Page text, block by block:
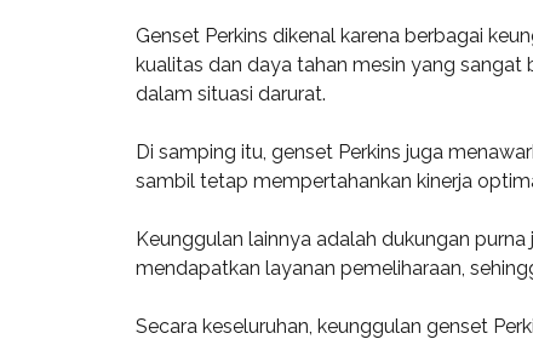
Genset Perkins dikenal karena berbagai
kualitas dan daya tahan mesin yang sangat
dalam situasi darurat.
Di samping itu, genset Perkins juga
sambil tetap mempertahankan kinerja
Keunggulan lainnya adalah dukungan
mendapatkan layanan pemeliharaan,
Secara keseluruhan, keunggulan genset